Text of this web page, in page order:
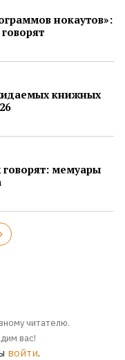
нокаутов»:
книжных
мемуары
читателю.
вас!
войти.